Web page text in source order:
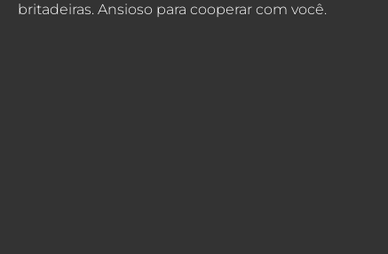
britadeiras. Ansioso para cooperar com você.